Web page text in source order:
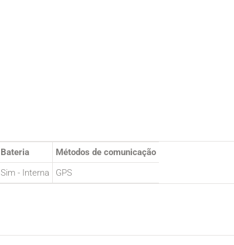
Bateria
Métodos de comunicação
Sim - Interna GPS